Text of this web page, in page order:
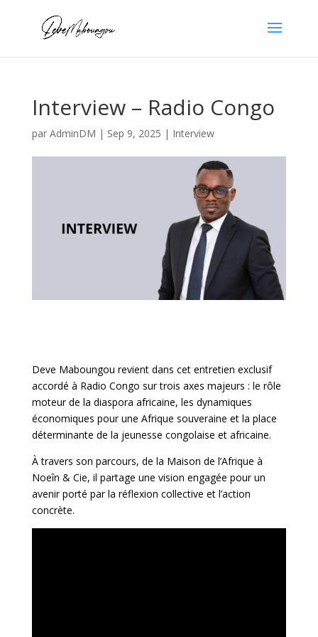
Interview – Radio Congo
par AdminDM | Sep 9, 2025 | Interview
Deve Maboungou revient dans cet entretien exclusif
accordé à Radio Congo sur trois axes majeurs : le rôle
moteur de la diaspora africaine, les dynamiques
économiques pour une Afrique souveraine et la place
déterminante de la jeunesse congolaise et africaine.
À travers son parcours, de la Maison de l’Afrique à
Noeîn & Cie, il partage une vision engagée pour un
avenir porté par la réflexion collective et l’action
concrète.